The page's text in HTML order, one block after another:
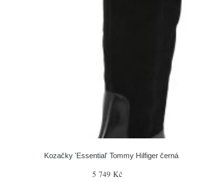
Kozačky 'Essential' Tommy Hilfiger černá
5 749 Kč